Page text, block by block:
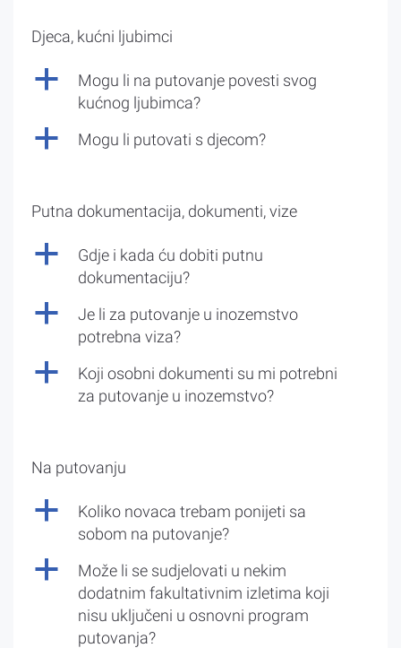
Djeca, kućni ljubimci
a
Mogu li na putovanje povesti svog
kućnog ljubimca?
a Mogu li putovati s djecom?
Putna dokumentacija, dokumenti, vize
a
Gdje i kada ću dobiti putnu
dokumentaciju?
a
Je li za putovanje u inozemstvo
potrebna viza?
a
Koji osobni dokumenti su mi potrebni
za putovanje u inozemstvo?
Na putovanju
a
Koliko novaca trebam ponijeti sa
sobom na putovanje?
a
Može li se sudjelovati u nekim
dodatnim fakultativnim izletima koji
nisu uključeni u osnovni program
putovanja?